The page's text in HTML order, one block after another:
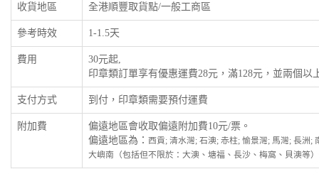
收貨地區 全港順豐取貨點/一般工商區
參考時效 1-1.5天
費用
30元起,
印章類訂單享有優惠運費28元，滿128元，並兩個
支付方式 到付，印章類需要預付運費
附加費
偏遠地區會收取偏遠附加費10元/票。
偏遠地區為： 西貢; 清水灣; 石澳; 赤柱; 愉景灣; 馬灣; 長洲;
大嶼南（包括但不限於：大澳、塘福、長沙、梅窩、貝澳等）